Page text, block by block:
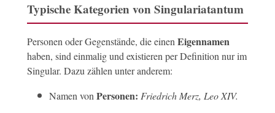
Typische Kategorien von Singulariatantum
Personen oder Gegenstände, die einen Eigennamen
haben, sind einmalig und existieren per Definition nur im
Singular. Dazu zählen unter anderem:
Namen vonPersonen: Friedrich Merz, Leo XIV.